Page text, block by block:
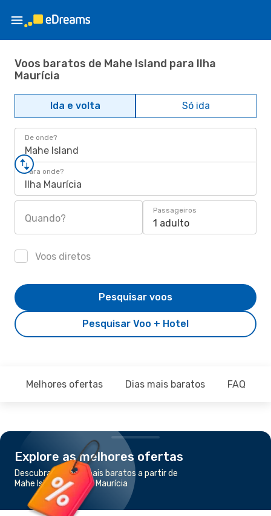
Voos baratos de Mahe Island para Ilha
Maurícia
Ida e volta Só ida
De onde?
Mahe Island
Para onde?
Ilha Maurícia
Quando?
Passageiros
1 adulto
Voos diretos
Pesquisar Voo + Hotel
Pesquisar voos
Melhores ofertas Dias mais baratos FAQ
Explore as melhores ofertas
Descubra os voos mais baratos a partir de
Mahe Island para Ilha Maurícia